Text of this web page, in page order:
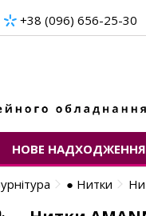
+38 (096) 656-25-30
НОВЕ НАДХОДЖЕННЯ
● Нитки